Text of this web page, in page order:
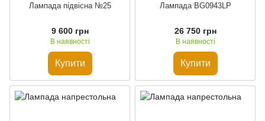
Лампада підвісна №25
9 600 грн
В наявності
Купити
Лампада BG0943LP
26 750 грн
В наявності
Купити